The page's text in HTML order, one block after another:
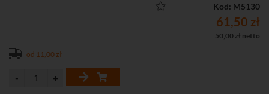
Kod: M5130
61,50 zł
50,00 zł netto
od 11,00 zł